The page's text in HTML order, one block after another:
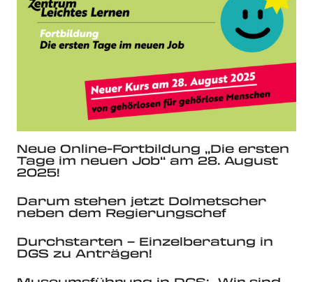
Neue Online-Fortbildung „Die ersten
Tage im neuen Job“ am 28. August
2025!
Darum stehen jetzt Dolmetscher
neben dem Regierungschef
Durchstarten – Einzelberatung in
DGS zu Anträgen!